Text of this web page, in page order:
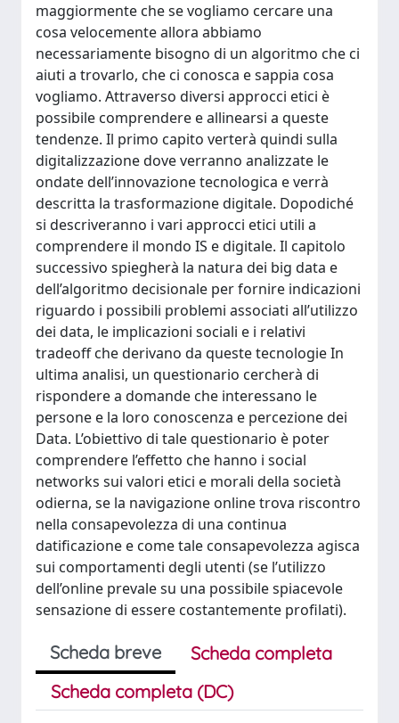
maggiormente che se vogliamo cercare una
cosa velocemente allora abbiamo
necessariamente bisogno di un algoritmo che ci
aiuti a trovarlo, che ci conosca e sappia cosa
vogliamo. Attraverso diversi approcci etici è
possibile comprendere e allinearsi a queste
tendenze. Il primo capito verterà quindi sulla
digitalizzazione dove verranno analizzate le
ondate dell’innovazione tecnologica e verrà
descritta la trasformazione digitale. Dopodiché
si descriveranno i vari approcci etici utili a
comprendere il mondo IS e digitale. Il capitolo
successivo spiegherà la natura dei big data e
dell’algoritmo decisionale per fornire indicazioni
riguardo i possibili problemi associati all’utilizzo
dei data, le implicazioni sociali e i relativi
tradeoff che derivano da queste tecnologie In
ultima analisi, un questionario cercherà di
rispondere a domande che interessano le
persone e la loro conoscenza e percezione dei
Data. L’obiettivo di tale questionario è poter
comprendere l’effetto che hanno i social
networks sui valori etici e morali della società
odierna, se la navigazione online trova riscontro
nella consapevolezza di una continua
datificazione e come tale consapevolezza agisca
sui comportamenti degli utenti (se l’utilizzo
dell’online prevale su una possibile spiacevole
sensazione di essere costantemente profilati).
Scheda breve
Scheda completa
Scheda completa (DC)